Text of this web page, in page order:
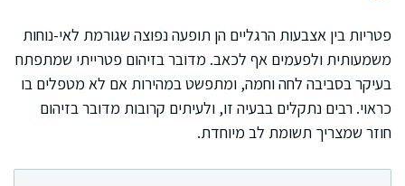
פטריות בין אצבעות הרגליים הן תופעה נפוצה שגורמת לאי-נוחות
משמעותית ולפעמים אף לכאב. מדובר בזיהום פטרייתי שמתפתח
בעיקר בסביבה לחה וחמה, ומתפשט במהירות אם לא מטפלים בו
כראוי. רבים נתקלים בבעיה זו, ולעיתים קרובות מדובר בזיהום
חוזר שמצריך תשומת לב מיוחדת.